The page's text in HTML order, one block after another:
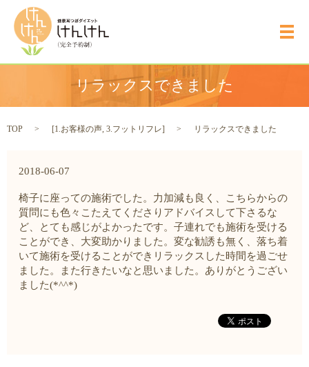
メ
リラックスできました
TOP [1.お客様の声 3.フットリフレ] リラックスできました
2018-06-07
椅子に座っての施術でした。力加減も良く、こちらからの
質問にも色々こたえてくださりアドバイスして下さるな
ど、とても感じがよかったです。子連れでも施術を受ける
ことができ、大変助かりました。変な勧誘も無く、落ち着
いて施術を受けることができリラックスした時間を過ごせ
ました。また行きたいなと思いました。ありがとうござい
ました(*^^*)